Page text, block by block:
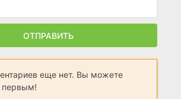
ОТПРАВИТЬ
еще нет. Вы можете
первым!